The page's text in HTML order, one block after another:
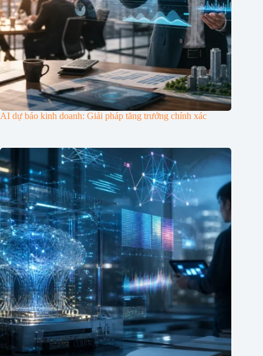
AI dự báo kinh doanh: Giải pháp tăng trưởng chính xác